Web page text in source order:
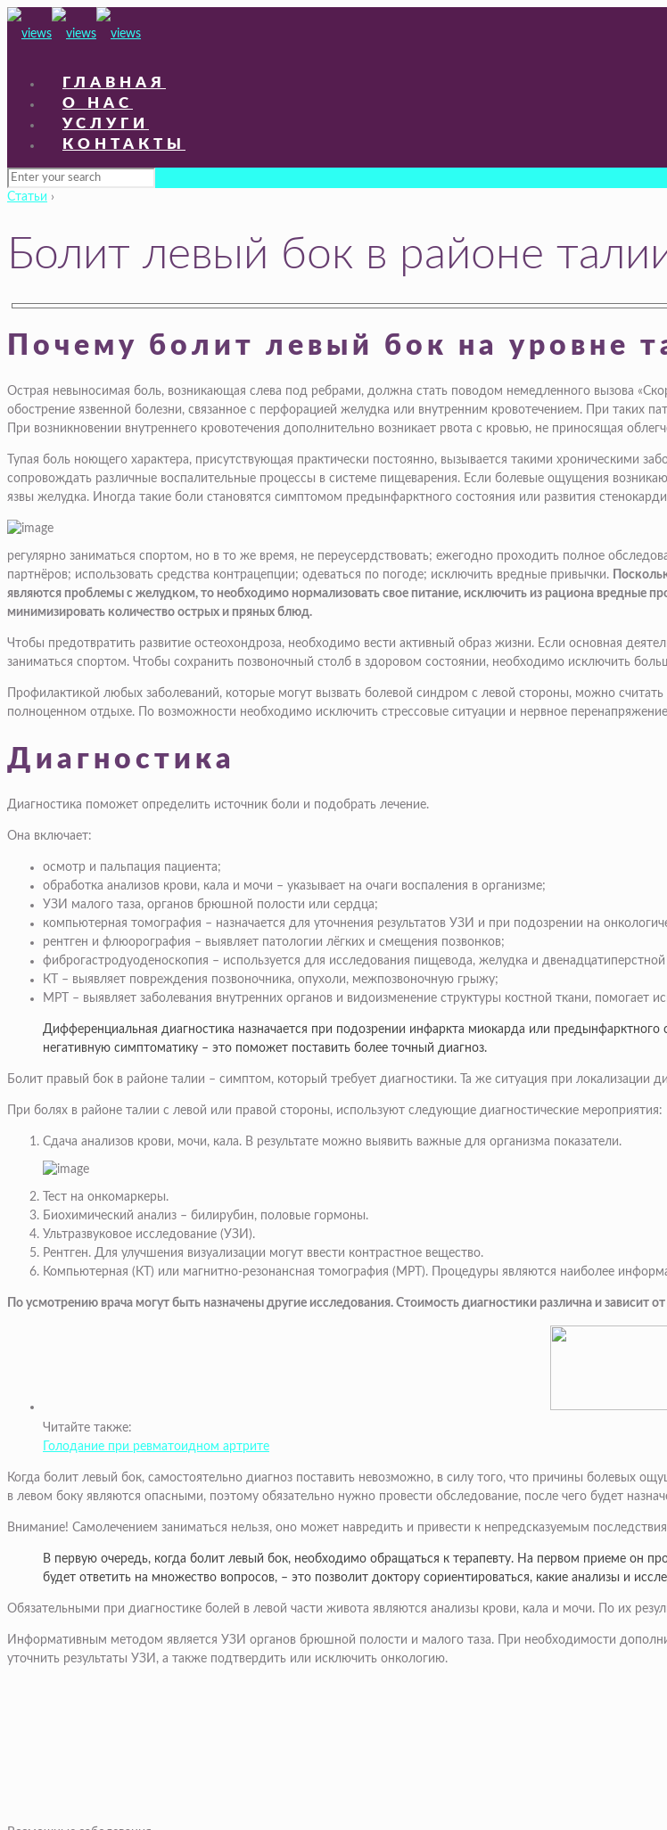
ГЛАВНАЯ
О НАС
УСЛУГИ
КОНТАКТЫ
Статьи ›
Болит левый бок в районе
Почему болит левый бок на уровне
Острая невыносимая боль, возникающая слева под ребрами, должна стать поводом немедленного вызова
обострение язвенной болезни, связанное с перфорацией желудка или внутренним кровотечением. При таких
При возникновении внутреннего кровотечения дополнительно возникает рвота с кровью, не приносящая
Тупая боль ноющего характера, присутствующая практически постоянно, вызывается такими хроническими
сопровождать различные воспалительные процессы в системе пищеварения. Если болевые ощущения
язвы желудка. Иногда такие боли становятся симптомом предынфарктного состояния или развития
регулярно заниматься спортом, но в то же время, не переусердствовать; ежегодно проходить полное
партнёров; использовать средства контрацепции; одеваться по погоде; исключить вредные привычки.
являются проблемы с желудком, то необходимо нормализовать свое питание, исключить из рациона вредные
минимизировать количество острых и пряных блюд.
Чтобы предотвратить развитие остеохондроза, необходимо вести активный образ жизни. Если основная
заниматься спортом. Чтобы сохранить позвоночный столб в здоровом состоянии, необходимо исключить
Профилактикой любых заболеваний, которые могут вызвать болевой синдром с левой стороны, можно
полноценном отдыхе. По возможности необходимо исключить стрессовые ситуации и нервное
Диагностика
Диагностика поможет определить источник боли и подобрать лечение.
Она включает:
осмотр и пальпация пациента;
обработка анализов крови, кала и мочи – указывает на очаги воспаления в организме;
УЗИ малого таза, органов брюшной полости или сердца;
компьютерная томография – назначается для уточнения результатов УЗИ и при подозрении на
рентген и флюорография – выявляет патологии лёгких и смещения позвонков;
фиброгастродуоденоскопия – используется для исследования пищевода, желудка и
КТ – выявляет повреждения позвоночника, опухоли, межпозвоночную грыжу;
МРТ – выявляет заболевания внутренних органов и видоизменение структуры костной ткани, помогает
Дифференциальная диагностика назначается при подозрении инфаркта миокарда или
негативную симптоматику – это поможет поставить более точный диагноз.
Болит правый бок в районе талии – симптом, который требует диагностики. Та же ситуация при локализации
При болях в районе талии с левой или правой стороны, используют следующие диагностические мероприятия:
Сдача анализов крови, мочи, кала. В результате можно выявить важные для организма показатели.
Тест на онкомаркеры.
Биохимический анализ – билирубин, половые гормоны.
Ультразвуковое исследование (УЗИ).
Рентген. Для улучшения визуализации могут ввести контрастное вещество.
Компьютерная (КТ) или магнитно-резонансная томография (МРТ). Процедуры являются наиболее
По усмотрению врача могут быть назначены другие исследования. Стоимость диагностики различна и зависит
Читайте также:
Голодание при ревматоидном артрите
Когда болит левый бок, самостоятельно диагноз поставить невозможно, в силу того, что причины болевых
в левом боку являются опасными, поэтому обязательно нужно провести обследование, после чего будет
Внимание! Самолечением заниматься нельзя, оно может навредить и привести к непредсказуемым
В первую очередь, когда болит левый бок, необходимо обращаться к терапевту. На первом приеме он
будет ответить на множество вопросов, – это позволит доктору сориентироваться, какие анализы и
Обязательными при диагностике болей в левой части живота являются анализы крови, кала и мочи. По их
Информативным методом является УЗИ органов брюшной полости и малого таза. При необходимости
уточнить результаты УЗИ, а также подтвердить или исключить онкологию.